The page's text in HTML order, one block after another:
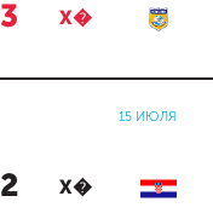
3 Х�
15 ИЮЛЯ
2 Х�